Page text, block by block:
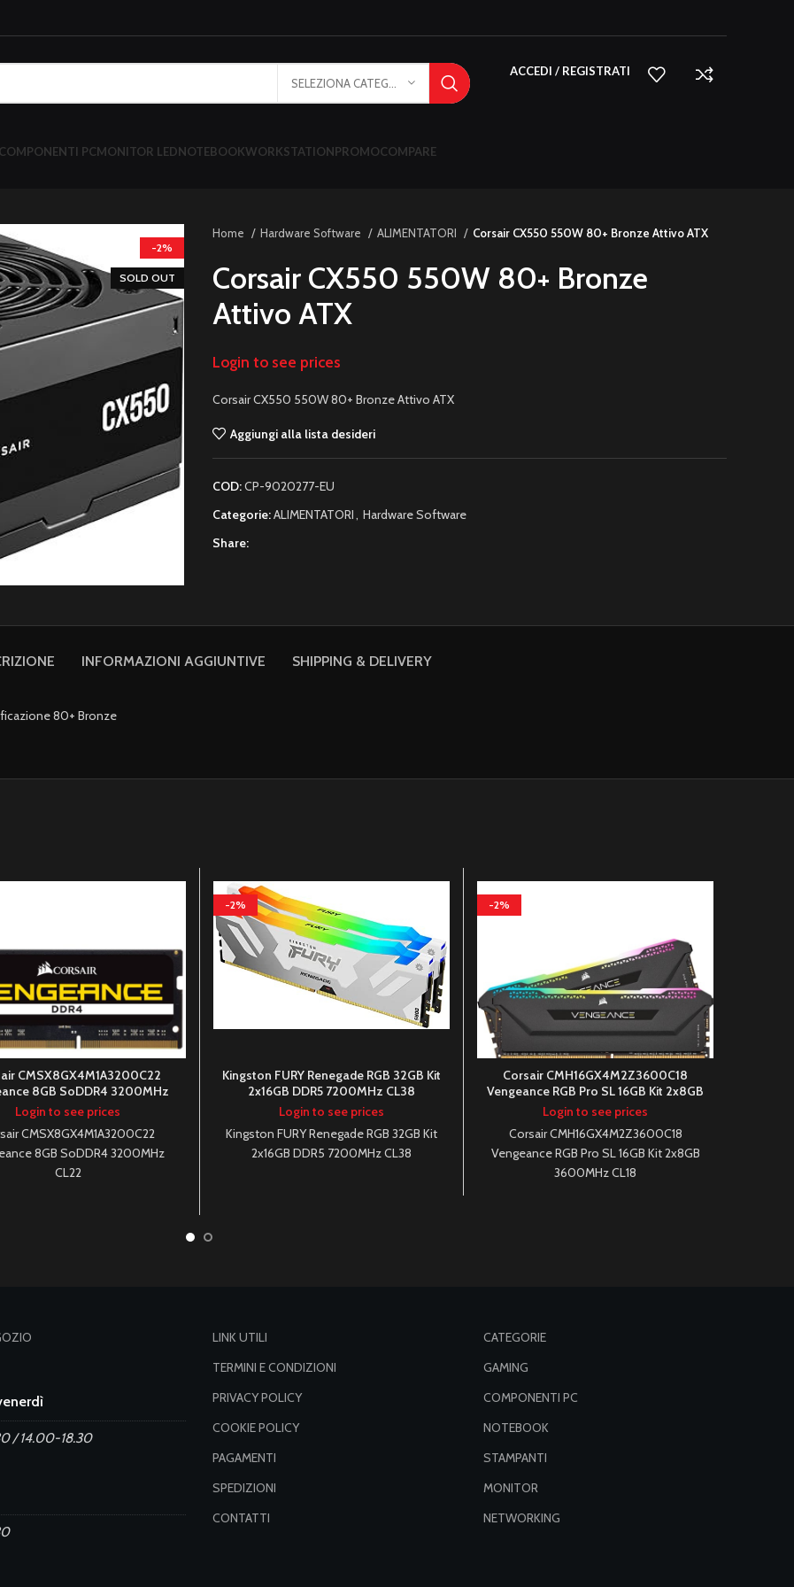
ACCEDI / REGISTRATI
PCMONITOR LEDNOTEBOOKWORKSTATIONPROMOCOMPARE
-2%
SOLD OUT
Home Hardware Software ALIMENTATORI Corsair CX550 550W 80+ Bronze Attivo ATX
Corsair CX550 550W 80+ Bronze
Attivo ATX
Login to see prices
Corsair CX550 550W 80+ Bronze Attivo ATX
Aggiungi alla lista desideri
COD:CP-9020277-EU
Categorie:ALIMENTATORI, Hardware Software
Share:
INFORMAZIONI AGGIUNTIVE SHIPPING & DELIVERY
80+ Bronze
CMSX8GX4M1A3200C22
8GB SoDDR4 3200MHz
CL22
Login to see prices
CMSX8GX4M1A3200C22
8GB SoDDR4 3200MHz
CL22
-2%
Kingston FURY Renegade RGB 32GB Kit
2x16GB DDR5 7200MHz CL38
Login to see prices
Kingston FURY Renegade RGB 32GB Kit
2x16GB DDR5 7200MHz CL38
-2%
Corsair CMH16GX4M2Z3600C18
Vengeance RGB Pro SL 16GB Kit 2x8GB
3600MHz CL18
Login to see prices
Corsair CMH16GX4M2Z3600C18
Vengeance RGB Pro SL 16GB Kit 2x8GB
3600MHz CL18
/ 14.00-18.30
LINK UTILI
TERMINI E CONDIZIONI
PRIVACY POLICY
COOKIE POLICY
PAGAMENTI
SPEDIZIONI
CONTATTI
CATEGORIE
GAMING
COMPONENTI PC
NOTEBOOK
STAMPANTI
MONITOR
NETWORKING